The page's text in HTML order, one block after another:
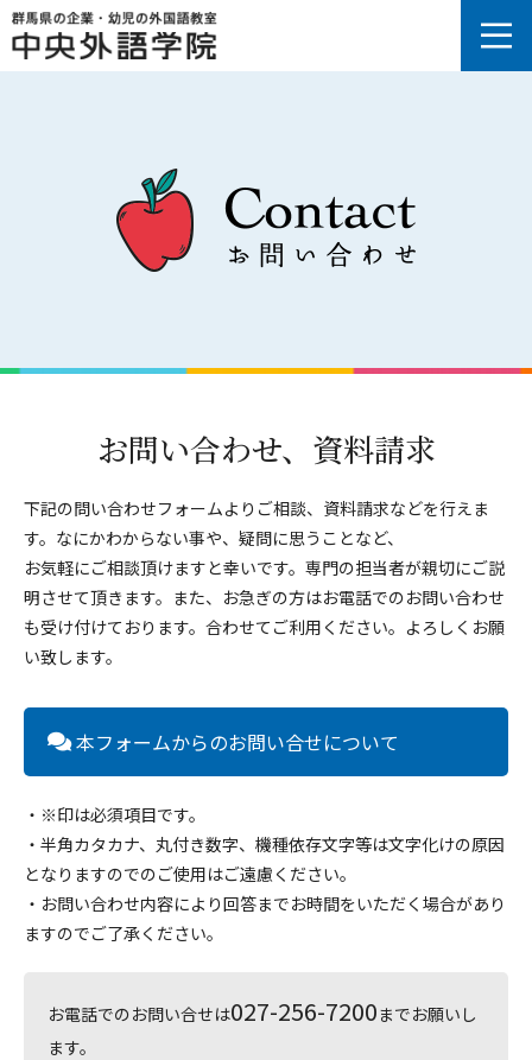
お問い合わせ、資料請求
下記の問い合わせフォームよりご相談、資料請求などを行えま
す。なにかわからない事や、疑問に思うことなど、
お気軽にご相談頂けますと幸いです。専門の担当者が親切にご説
明させて頂きます。また、お急ぎの方はお電話でのお問い合わせ
も受け付けております。合わせてご利用ください。よろしくお願
い致します。
本フォームからのお問い合せについて
・※印は必須項目です。
・半角カタカナ、丸付き数字、機種依存文字等は文字化けの原因
となりますのでのご使用はご遠慮ください。
・お問い合わせ内容により回答までお時間をいただく場合があり
ますのでご了承ください。
お電話でのお問い合せは027-256-7200までお願いし
ます。